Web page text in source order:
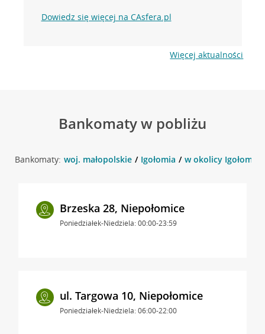
Dowiedz się więcej na CAsfera.pl
Więcej aktualności
Bankomaty w pobliżu
Bankomaty: woj. małopolskie Igołomia w okolicy Igołomia
Brzeska 28, Niepołomice
Poniedziałek-Niedziela: 00:00-23:59
ul. Targowa 10, Niepołomice
Poniedziałek-Niedziela: 06:00-22:00